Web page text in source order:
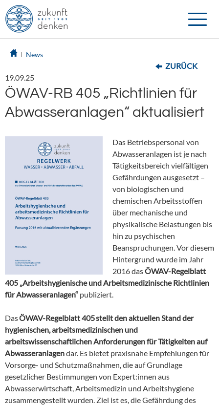
Toggle
News
ZURÜCK
19.09.25
ÖWAV-RB 405 „Richtlinien für
Abwasseranlagen“ aktualisiert
Das Betriebspersonal von
Abwasseranlagen ist je nach
Tätigkeitsbereich vielfältigen
Gefährdungen ausgesetzt –
von biologischen und
chemischen Arbeitsstoffen
über mechanische und
physikalische Belastungen bis
hin zu psychischen
Beanspruchungen. Vor diesem
Hintergrund wurde im Jahr
2016 dasÖWAV-Regelblatt
405 „Arbeitshygienische und Arbeitsmedizinische Richtlinien
für Abwasseranlagen“ publiziert.
DasÖWAV-Regelblatt 405 stellt den aktuellen Stand der
hygienischen, arbeitsmedizinischen und
arbeitswissenschaftlichen Anforderungen für Tätigkeiten auf
Abwasseranlagendar. Es bietet praxisnahe Empfehlungen für
Vorsorge- und Schutzmaßnahmen, die auf Grundlage
gesetzlicher Bestimmungen von Expert:innen aus
Abwasserwirtschaft, Arbeitsmedizin und Arbeitshygiene
zusammengestellt wurden. Ziel ist es, die Gefährdung des